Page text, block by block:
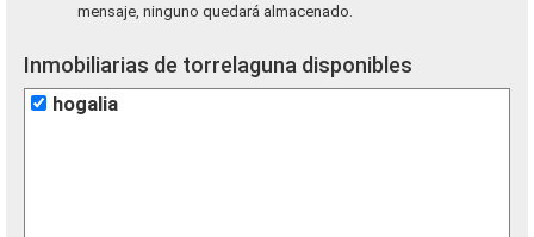
mensaje, ninguno quedará almacenado.
Inmobiliarias de torrelaguna disponibles
hogalia